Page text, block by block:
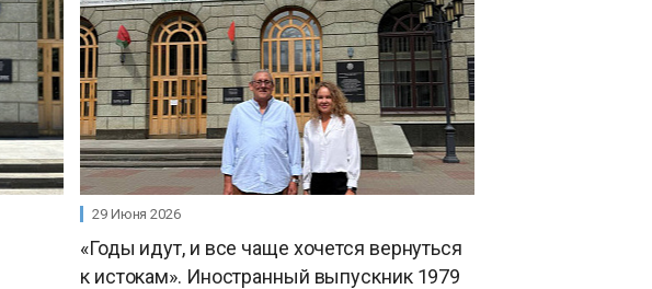
29 Июня 2026
«Годы идут, и все чаще хочется вернуться
к истокам». Иностранный выпускник 1979